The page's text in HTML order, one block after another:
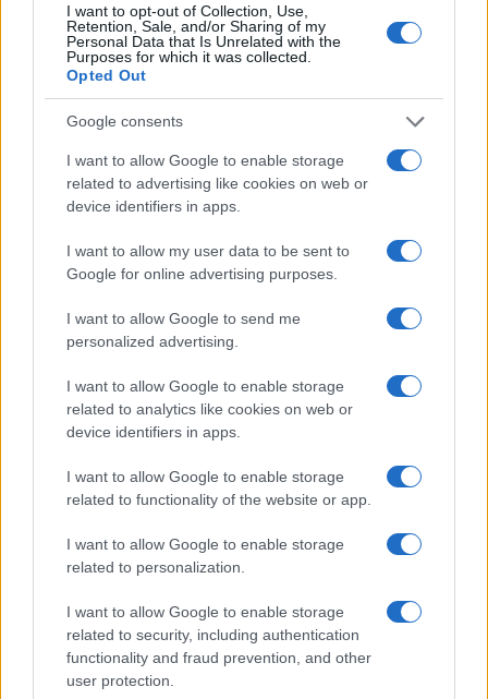
I want to opt-out of Collection, Use,
Retention, Sale, and/or Sharing of my
Personal Data that Is Unrelated with the
Purposes for which it was collected.
Opted Out
Google consents
I want to allow Google to enable storage
related to advertising like cookies on web or
device identifiers in apps.
I want to allow my user data to be sent to
Google for online advertising purposes.
I want to allow Google to send me
personalized advertising.
I want to allow Google to enable storage
related to analytics like cookies on web or
device identifiers in apps.
I want to allow Google to enable storage
related to functionality of the website or app.
I want to allow Google to enable storage
related to personalization.
I want to allow Google to enable storage
related to security, including authentication
functionality and fraud prevention, and other
user protection.
Az 1526-os mohácsi csatát az emlékezetben megőrződött
augusztus 29. helyett valójában szeptember 8-án vívhatták meg
a magyar és az oszmán seregek - számolt be erről és kutatásuk
más új eredményeiről is a Szigetvár melletti Szulejmán-
Tudományegyetem (PTE) történeti földrajz professzora az MTI-
helyszínén Udvar közelében
A Magyar Tudományos Akadémia által finanszírozott kutatáson
a Pécsi Tudományegyetem és az MTA Bölcsészettudományi
Kutatóközpont munkatársai dolgoznak a mohácsi csata
feltételezett helyszínén.